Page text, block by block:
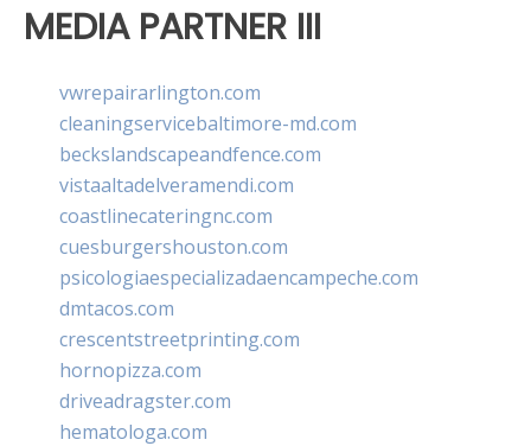
MEDIA PARTNER III
vwrepairarlington.com
cleaningservicebaltimore-md.com
beckslandscapeandfence.com
vistaaltadelveramendi.com
coastlinecateringnc.com
cuesburgershouston.com
psicologiaespecializadaencampeche.com
dmtacos.com
crescentstreetprinting.com
hornopizza.com
driveadragster.com
hematologa.com